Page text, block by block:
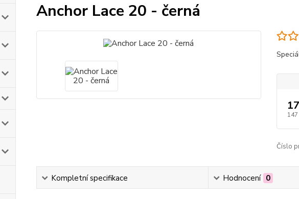
Anchor Lace 20 - černá
147
Číslo
Kompletní specifikace Hodnocení 0